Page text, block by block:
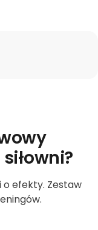
o efekty. Zestaw